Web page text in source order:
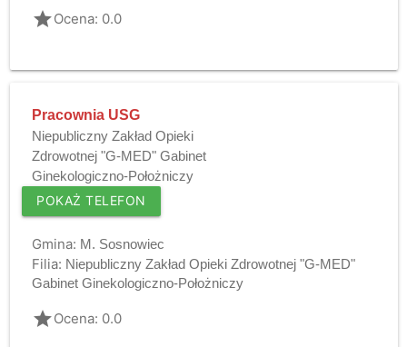
gradeOcena: 0.0
Pracownia USG
Niepubliczny Zakład Opieki
Zdrowotnej "G-MED" Gabinet
Ginekologiczno-Położniczy
POKAŻ TELEFON
Gmina: M. Sosnowiec
Filia: Niepubliczny Zakład Opieki Zdrowotnej "G-MED"
Gabinet Ginekologiczno-Położniczy
gradeOcena: 0.0